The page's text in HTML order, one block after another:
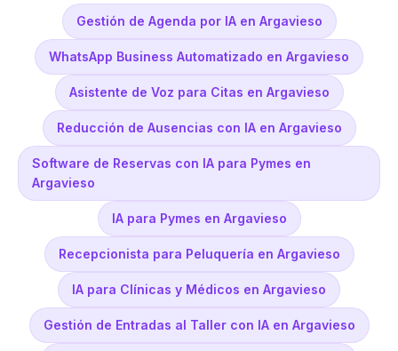
Gestión de Agenda por IA en Argavieso
WhatsApp Business Automatizado en Argavieso
Asistente de Voz para Citas en Argavieso
Reducción de Ausencias con IA en Argavieso
Software de Reservas con IA para Pymes en
Argavieso
IA para Pymes en Argavieso
Recepcionista para Peluquería en Argavieso
IA para Clínicas y Médicos en Argavieso
Gestión de Entradas al Taller con IA en Argavieso